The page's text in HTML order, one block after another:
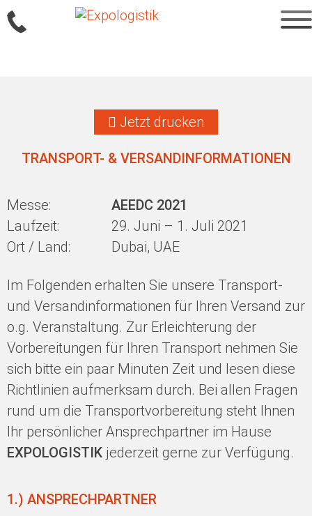
Jetzt drucken
TRANSPORT- & VERSANDINFORMATIONEN
Messe:
AEEDC 2021
Laufzeit:
29. Juni – 1. Juli 2021
Ort / Land:
Dubai, UAE
Im Folgenden erhalten Sie unsere Transport-
und Versandinformationen für Ihren Versand zur
o.g. Veranstaltung. Zur Erleichterung der
Vorbereitungen für Ihren Transport nehmen Sie
sich bitte ein paar Minuten Zeit und lesen diese
Richtlinien aufmerksam durch. Bei allen Fragen
rund um die Transportvorbereitung steht Ihnen
Ihr persönlicher Ansprechpartner im Hause
EXPOLOGISTIK jederzeit gerne zur Verfügung.
1.) ANSPRECHPARTNER